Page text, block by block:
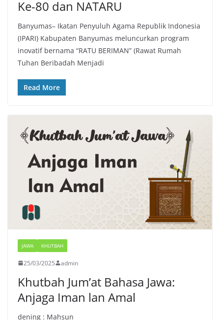
Ke-80 dan NATARU
Banyumas– Ikatan Penyuluh Agama Republik Indonesia
(IPARI) Kabupaten Banyumas meluncurkan program
inovatif bernama “RATU BERIMAN” (Rawat Rumah
Tuhan Beribadah Menjadi
Read More
JAWA KHUTBAH
25/03/2025 admin
Khutbah Jum’at Bahasa Jawa:
Anjaga Iman lan Amal
dening : Mahsun